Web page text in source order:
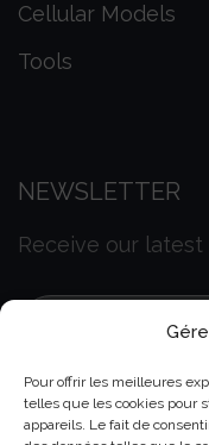
Pour offrir les meilleures
telles que les cookies pour
appareils. Le fait de
Cellular Models
Tools
NEWSLETTER
Receive our latest